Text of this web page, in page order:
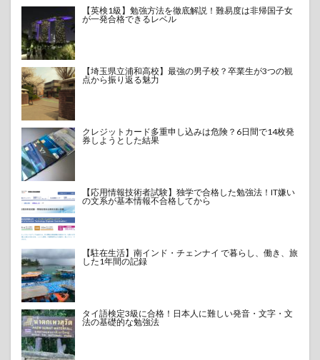
【英検1級】勉強方法を徹底解説！難易度は非帰国子女
が一発合格できるレベル
【埼玉県立浦和高校】最強の男子校？卒業生が3つの観
点から振り返る魅力
クレジットカード多重申し込みは危険？6日間で14枚発
券しようとした結果
【応用情報技術者試験】独学で合格した勉強法！IT嫌い
の文系が基本情報不合格してから
【駐在生活】南インド・チェンナイ で暮らし、働き、旅
した1年間の記録
タイ語検定3級に合格！日本人に難しい発音・文字・文
法の基礎的な勉強法